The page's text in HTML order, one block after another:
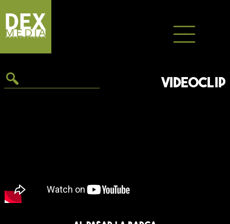
contenido
VIDEOCLIP